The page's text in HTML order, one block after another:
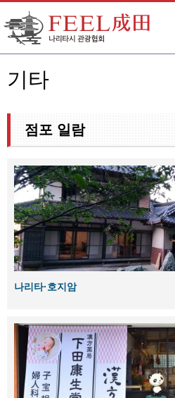
FEEL 나리타 나리타시 관광협회
기타
점포 일람
나리타·호지암